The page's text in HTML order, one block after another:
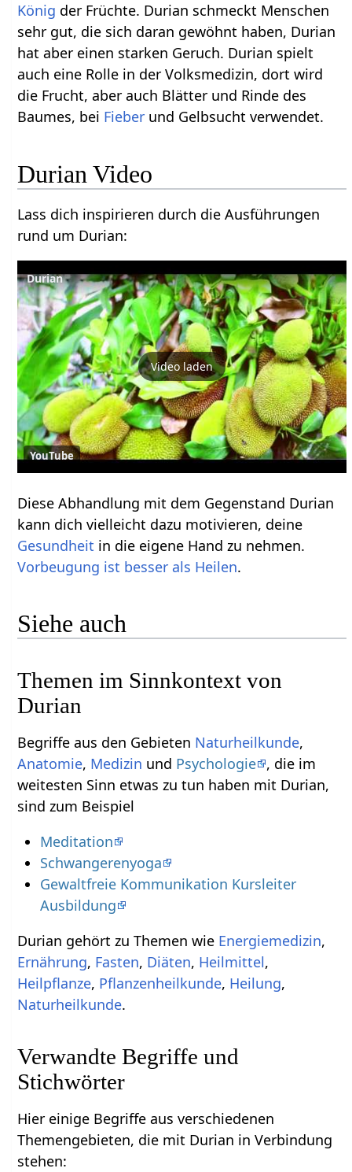
König der Früchte. Durian schmeckt Menschen
sehr gut, die sich daran gewöhnt haben, Durian
hat aber einen starken Geruch. Durian spielt
auch eine Rolle in der Volksmedizin, dort wird
die Frucht, aber auch Blätter und Rinde des
Baumes, bei Fieber und Gelbsucht verwendet.
Durian Video
Lass dich inspirieren durch die Ausführungen
rund um Durian:
Durian
Video laden
YouTube
Diese Abhandlung mit dem Gegenstand Durian
kann dich vielleicht dazu motivieren, deine
Gesundheit in die eigene Hand zu nehmen.
Vorbeugung ist besser als Heilen.
Siehe auch
Themen im Sinnkontext von
Durian
Begriffe aus den Gebieten Naturheilkunde,
Anatomie, Medizin und Psychologie , die im
weitesten Sinn etwas zu tun haben mit Durian,
sind zum Beispiel
Meditation
Schwangerenyoga
Gewaltfreie Kommunikation Kursleiter
Ausbildung
Durian gehört zu Themen wie Energiemedizin,
Ernährung, Fasten, Diäten, Heilmittel,
Heilpflanze, Pflanzenheilkunde, Heilung,
Naturheilkunde.
Verwandte Begriffe und
Stichwörter
Hier einige Begriffe aus verschiedenen
Themengebieten, die mit Durian in Verbindung
stehen: